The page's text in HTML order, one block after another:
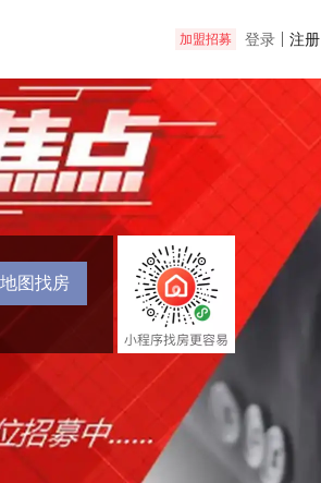
加盟招募 登录 注册
地图找房